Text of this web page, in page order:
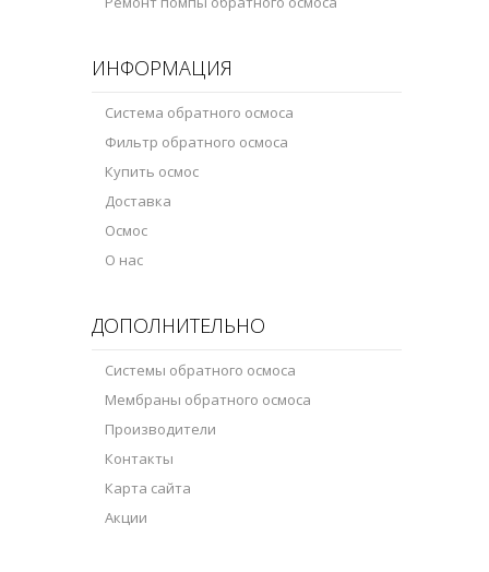
ИНФОРМАЦИЯ
Система обратного осмоса
Фильтр обратного осмоса
Купить осмос
Доставка
Осмос
О нас
ДОПОЛНИТЕЛЬНО
Системы обратного осмоса
Мембраны обратного осмоса
Производители
Контакты
Карта сайта
Акции